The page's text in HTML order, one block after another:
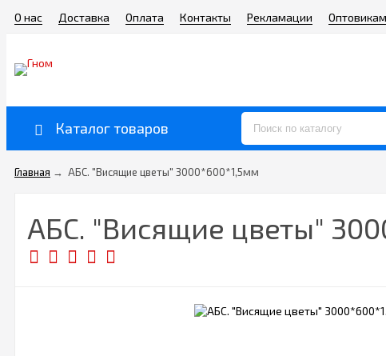
О нас Доставка Оплата Контакты Рекламации Оптовикам
Каталог товаров
Главная → АБС. "Висящие цветы" 3000*600*1,5мм
АБС. "Висящие цветы"